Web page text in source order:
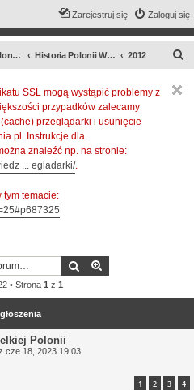
Zaloguj się
Zarejestruj się
Forum kibiców Polonii Warszawa Historia Polonii Warszawa 2012
SSL mogą wystąpić problemy z
przypadków zalecamy
przeglądarki i usunięcie
Instrukcje dla
znaleźć np. na stronie:
... egladarki/.
tym temacie:
Szukaj
• Strona 1 z 1
Polonii
cze 18, 2023 19:03
1 2 3 4